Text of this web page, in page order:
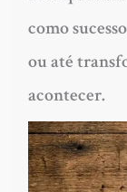
como
ou até
acontecer.